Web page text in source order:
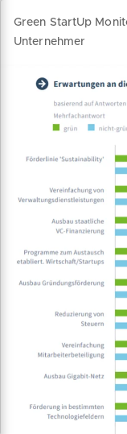
Green StartUp
Unternehmer